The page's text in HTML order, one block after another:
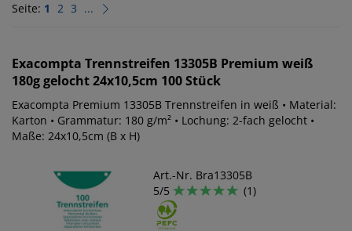
Seite: 1 2 3 ...
Exacompta Trennstreifen 13305B Premium weiß
180g gelocht 24x10,5cm 100 Stück
Exacompta Premium 13305B Trennstreifen in weiß • Material:
Karton • Grammatur: 180 g/m² • Lochung: 2-fach gelocht •
Maße: 24x10,5cm (B x H)
Art.-Nr. Bra13305B
5/5
(1)